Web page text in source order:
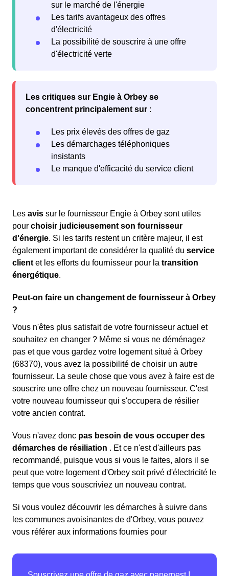
sur le marché de l'énergie
Les tarifs avantageux des offres
d'électricité
La possibilité de souscrire à une offre
d'électricité verte
Les critiques sur Engie à Orbey se
concentrent principalement sur :
Les prix élevés des offres de gaz
Les démarchages téléphoniques
insistants
Le manque d'efficacité du service client
Les avis sur le fournisseur Engie à Orbey sont utiles
pour choisir judicieusement son fournisseur
d'énergie. Si les tarifs restent un critère majeur, il est
également important de considérer la qualité du service
client et les efforts du fournisseur pour la transition
énergétique.
Peut-on faire un changement de fournisseur à Orbey
?
Vous n'êtes plus satisfait de votre fournisseur actuel et
souhaitez en changer ? Même si vous ne déménagez
pas et que vous gardez votre logement situé à Orbey
(68370), vous avez la possibilité de choisir un autre
fournisseur. La seule chose que vous avez à faire est de
souscrire une offre chez un nouveau fournisseur. C'est
votre nouveau fournisseur qui s'occupera de résilier
votre ancien contrat.
Vous n'avez donc pas besoin de vous occuper des
démarches de résiliation . Et ce n'est d'ailleurs pas
recommandé, puisque vous si vous le faites, alors il se
peut que votre logement d'Orbey soit privé d'électricité le
temps que vous souscriviez un nouveau contrat.
Si vous voulez découvrir les démarches à suivre dans
les communes avoisinantes de d'Orbey, vous pouvez
vous référer aux informations fournies pour